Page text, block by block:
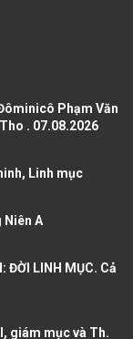
Phạm Văn
. 07.08.2026
Linh mục
Niên A
ĐỜI LINH MỤC. Cả
giám mục và Th.